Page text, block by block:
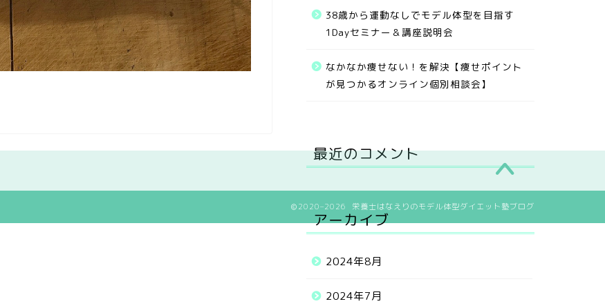
38歳から運動なしでモデル体型を目指す
1Dayセミナー＆講座説明会
なかなか痩せない！を解決【痩せポイント
が見つかるオンライン個別相談会】
最近のコメント
アーカイブ
2024年8月
2024年7月
2020–2026 栄養士はなえりのモデル体型ダイエット塾ブログ